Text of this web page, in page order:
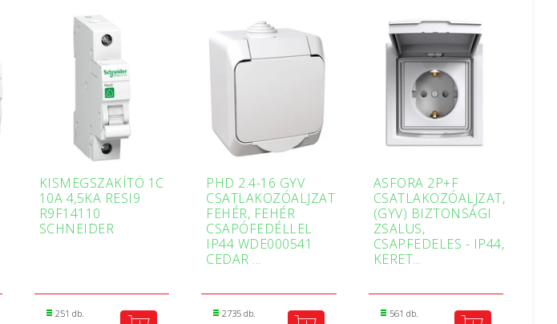
KISMEGSZAKÍTÓ 1C
10A 4,5KA RESI9
R9F14110
SCHNEIDER
251 db.
PHD 2.4-16 GYV
CSATLAKOZÓALJZAT
FEHÉR, FEHÉR
CSAPÓFEDÉLLEL
IP44 WDE000541
CEDAR ...
2735 db.
ASFORA 2P+F
CSATLAKOZÓALJZAT,
(GYV) BIZTONSÁGI
ZSALUS,
CSAPFEDELES - IP44,
KERET...
561 db.